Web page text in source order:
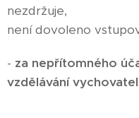
nezdržuje,
není dovoleno
- za nepřítomného
vzdělávání